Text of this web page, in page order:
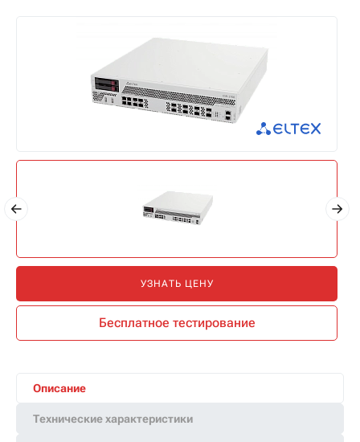
УЗНАТЬ ЦЕНУ
Бесплатное тестирование
Описание
Технические характеристики